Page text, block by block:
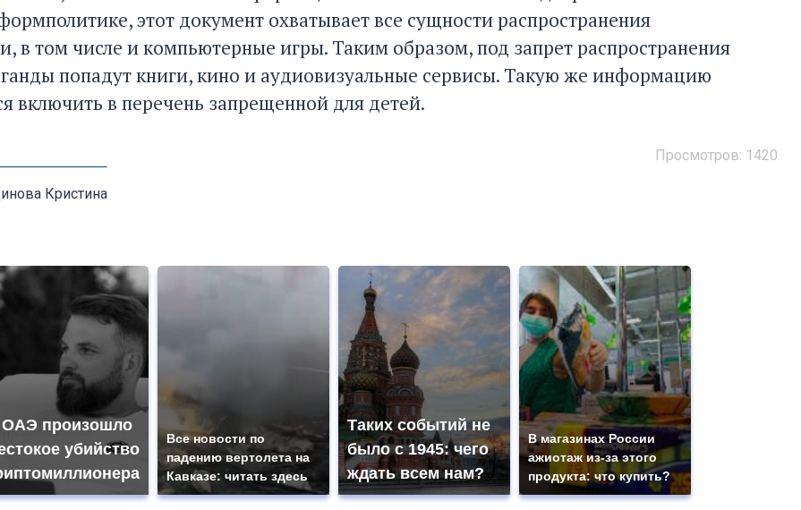
этот документ охватывает все сущности распространения
в том числе и компьютерные игры. Таким образом, под запрет распространения
попадут книги, кино и аудиовизуальные сервисы. Такую же информацию
включить в перечень запрещенной для детей.
Просмотров: 1420
Кристина
произошло
убийство
Все новости по
падению вертолета на
Кавказе: читать здесь
Таких событий не
было с 1945: чего
ждать всем нам?
В магазинах России
ажиотаж из-за этого
продукта: что купить?